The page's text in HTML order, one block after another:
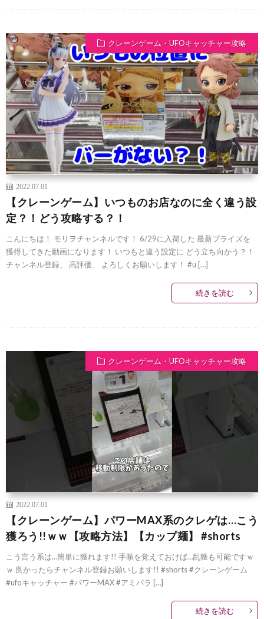
クレーンゲーム・UFOキャッチャー攻略
2022.07.01
【クレーンゲーム】いつものお店なのに全く違う設
定？！どう攻略する？！
こんにちは！ モリヲチャンネルです！ 6/29に入荷した 最新プライズを
獲得してきた動画になります！ いつもと違う設定に どう立ち向かう？！
チャンネル登録、 高評価、 よろしくお願いします！ #u […]
続きを読む
クレーンゲーム・UFOキャッチャー攻略
2022.07.01
【クレーンゲーム】パワーMAX系のクレゲは…こう
獲ろう!!ｗｗ【攻略方法】【カップ麺】 #shorts
こう言う系は…簡単に獲れます!! 手順を覚えておけば…乱獲も可能ですｗ
ｗ 良かったらチャンネル登録お願いします!! #shorts #クレーンゲーム
#ufoキャッチャー #パワーMAX #アミパラ […]
続きを読む